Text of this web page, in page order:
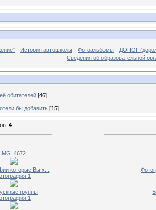
История автошколы Фотоальбомы
ДОПОГ
Сведения об образовательной
обитателей [46]
бы добавить [15]
4
IMG_4672
которые Вы х...
1
группы
1